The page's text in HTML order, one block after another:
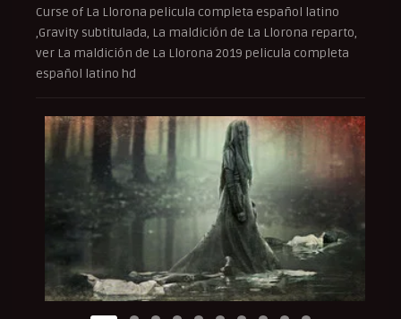
Curse of La Llorona pelicula completa español latino
,Gravity subtitulada, La maldición de La Llorona reparto,
ver La maldición de La Llorona 2019 pelicula completa
español latino hd